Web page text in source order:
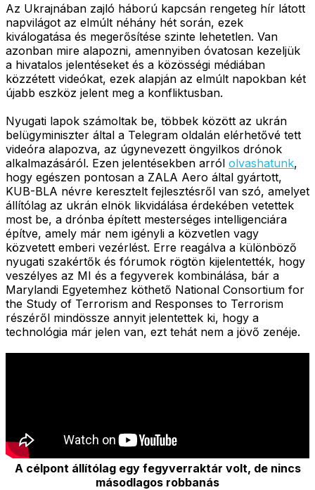
Az Ukrajnában zajló háború kapcsán rengeteg hír látott
napvilágot az elmúlt néhány hét során, ezek
kiválogatása és megerősítése szinte lehetetlen. Van
azonban mire alapozni, amennyiben óvatosan kezeljük
a hivatalos jelentéseket és a közösségi médiában
közzétett videókat, ezek alapján az elmúlt napokban két
újabb eszköz jelent meg a konfliktusban.
Nyugati lapok számoltak be, többek között az ukrán
belügyminiszter által a Telegram oldalán elérhetővé tett
videóra alapozva, az úgynevezett öngyilkos drónok
alkalmazásáról. Ezen jelentésekben arról olvashatunk,
hogy egészen pontosan a ZALA Aero által gyártott,
KUB-BLA névre keresztelt fejlesztésről van szó, amelyet
állítólag az ukrán elnök likvidálása érdekében vetettek
most be, a drónba épített mesterséges intelligenciára
építve, amely már nem igényli a közvetlen vagy
közvetett emberi vezérlést. Erre reagálva a különböző
nyugati szakértők és fórumok rögtön kijelentették, hogy
veszélyes az MI és a fegyverek kombinálása, bár a
Marylandi Egyetemhez köthető National Consortium for
the Study of Terrorism and Responses to Terrorism
részéről mindössze annyit jelentettek ki, hogy a
technológia már jelen van, ezt tehát nem a jövő zenéje.
A célpont állítólag egy fegyverraktár volt, de nincs
másodlagos robbanás